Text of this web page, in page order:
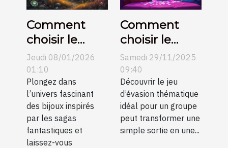
Comment
choisir le
parfait bijou
inspiré de
célèbres
sagas
fantastiques
?
Jeudi 08/01/2026
01:10
Plongez dans
l’univers fascinant
des bijoux inspirés
par les sagas
fantastiques et
laissez-vous
Comment
choisir le
meilleur jeu
d'évasion
thématique
pour votre
groupe ?
Samedi 29/11/2025
09:40
Découvrir le jeu
d’évasion thématique
idéal pour un groupe
peut transformer une
simple sortie en une...